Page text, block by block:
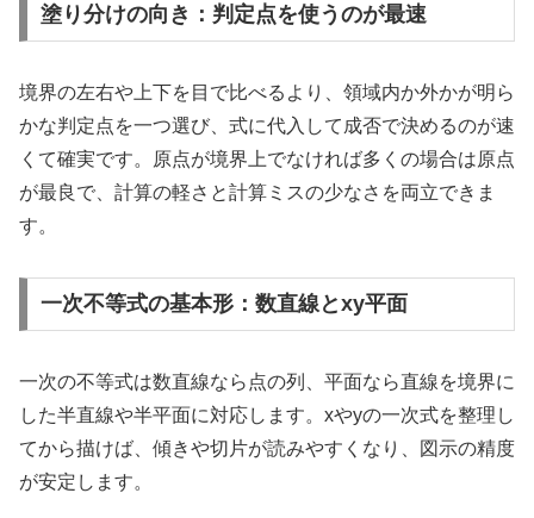
塗り分けの向き：判定点を使うのが最速
境界の左右や上下を目で比べるより、領域内か外かが明ら
かな判定点を一つ選び、式に代入して成否で決めるのが速
くて確実です。原点が境界上でなければ多くの場合は原点
が最良で、計算の軽さと計算ミスの少なさを両立できま
す。
一次不等式の基本形：数直線とxy平面
一次の不等式は数直線なら点の列、平面なら直線を境界に
した半直線や半平面に対応します。xやyの一次式を整理し
てから描けば、傾きや切片が読みやすくなり、図示の精度
が安定します。